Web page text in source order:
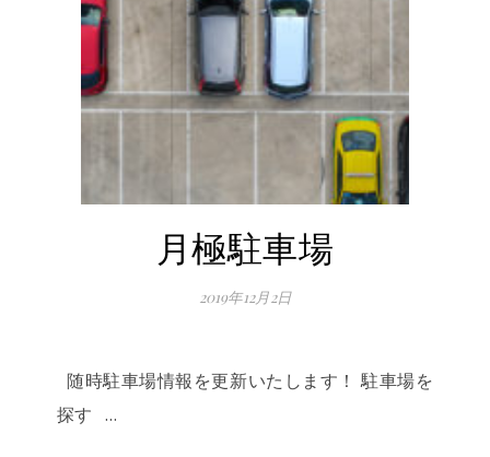
月極駐車場
2019年12月2日
随時駐車場情報を更新いたします！ 駐車場を
探す …